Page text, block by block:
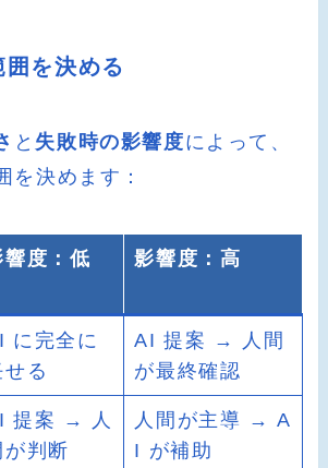
を決める
と 失敗時の影響度によって、
を決めます：
響度：低 影響度：高
に完全に
せる
AI 提案 → 人間
が最終確認
提案 → 人
が判断
人間が主導 → A
I が補助